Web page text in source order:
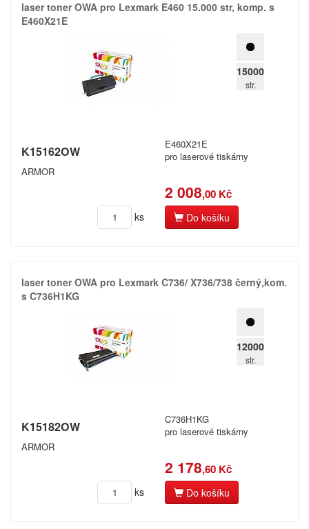
laser toner OWA pro Lexmark E460 15.​000 str,​ komp.​ s
E460X21E
15000
str.
K15162OW
ARMOR
E460X21E
pro laserové tiskárny
2 008,00 Kč
ks Do košíku
laser toner OWA pro Lexmark C736/​ X736/​738 černý,​kom.​
s C736H1KG
12000
str.
K15182OW
ARMOR
C736H1KG
pro laserové tiskárny
2 178,60 Kč
ks Do košíku